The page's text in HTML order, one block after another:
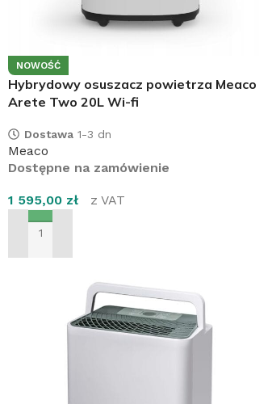
NOWOŚĆ
Hybrydowy osuszacz powietrza Meaco
Arete Two 20L Wi-fi
Dostawa 1-3 dn
Meaco
Dostępne na zamówienie
1 595,00 zł z VAT
DODAJ DO KOSZYKA